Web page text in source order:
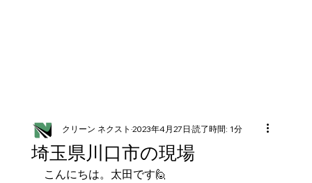
埼玉県川口市の現場
クリーン ネクスト 2023年4月27日 読了時間: 1分
こんにちは。太田です🙋